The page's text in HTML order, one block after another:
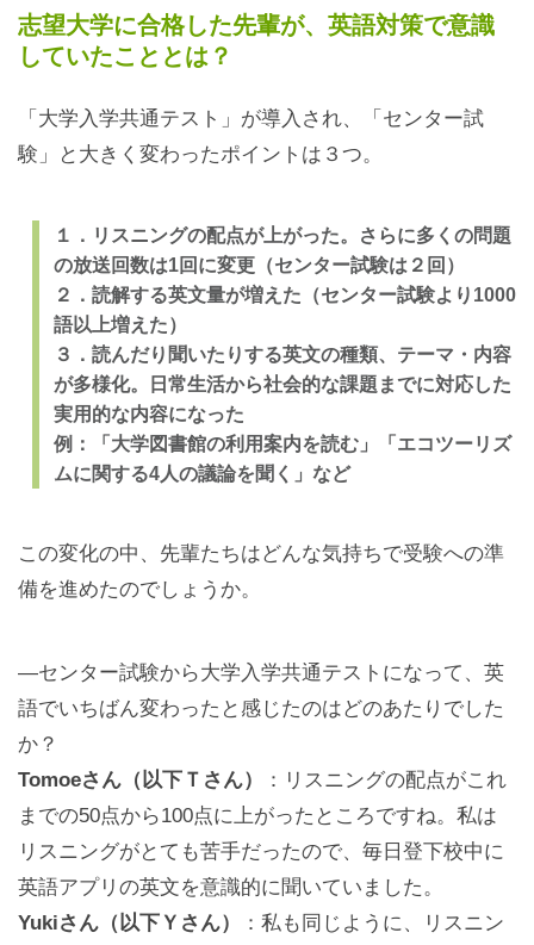
志望大学に合格した先輩が、英語対策で意識
していたこととは？
「大学入学共通テスト」が導入され、「センター試
験」と大きく変わったポイントは３つ。
１．リスニングの配点が上がった。さらに多くの問題
の放送回数は1回に変更（センター試験は２回）
２．読解する英文量が増えた（センター試験より1000
語以上増えた）
３．読んだり聞いたりする英文の種類、テーマ・内容
が多様化。日常生活から社会的な課題までに対応した
実用的な内容になった
例：「大学図書館の利用案内を読む」「エコツーリズ
ムに関する4人の議論を聞く」など
この変化の中、先輩たちはどんな気持ちで受験への準
備を進めたのでしょうか。
—センター試験から大学入学共通テストになって、英
語でいちばん変わったと感じたのはどのあたりでした
か？
Tomoeさん（以下Ｔさん）
：リスニングの配点がこれ
までの50点から100点に上がったところですね。私は
リスニングがとても苦手だったので、毎日登下校中に
英語アプリの英文を意識的に聞いていました。
Yukiさん（以下Ｙさん）
：私も同じように、リスニン